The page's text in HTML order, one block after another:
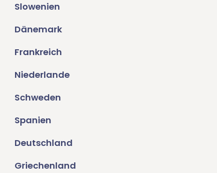
Slowenien
Dänemark
Frankreich
Niederlande
Schweden
Spanien
Deutschland
Griechenland